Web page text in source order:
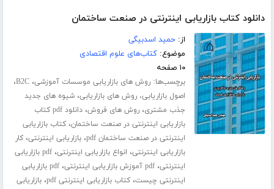
دانلود کتاب بازاریابی اینترنتی در صنعت ساختمان
از:حمید اسدبیگی
موضوع:کتاب‌های علوم اقتصادی
۱۰ صفحه
برچسب‌ها:روش های بازاریابی موسسات آموزشی،B2C،
اصول بازاریابی، روش های بازاریابی،شیوه های جدید
جذب مشتری،روش های فروش،
دانلود pdf کتاب
بازاریابی اینترنتی در صنعت ساختمان،کتاب بازاریابی
اینترنتی در صنعت ساختمان pdf
،بازاریابی اینترنتی،کار
بازاریابی اینترنتی، انواع بازاریابی اینترنتی،
pdf بازاریابی
اینترنتی،pdf آموزش بازاریابی اینترنتی ،
pdf بازاریابی
اینترنتی چیست،کتاب بازاریابی اینترنتی pdf ،بازاریابی